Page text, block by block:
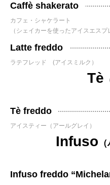
Caffè shakerato
カフェ・シャケラート
（シェイカーを使ったアイスエスプ
Latte freddo
ラテフレッド (アイスミルク）
Tè
Tè freddo
アイスティー（アールグレイ）
Infuso
Infuso freddo